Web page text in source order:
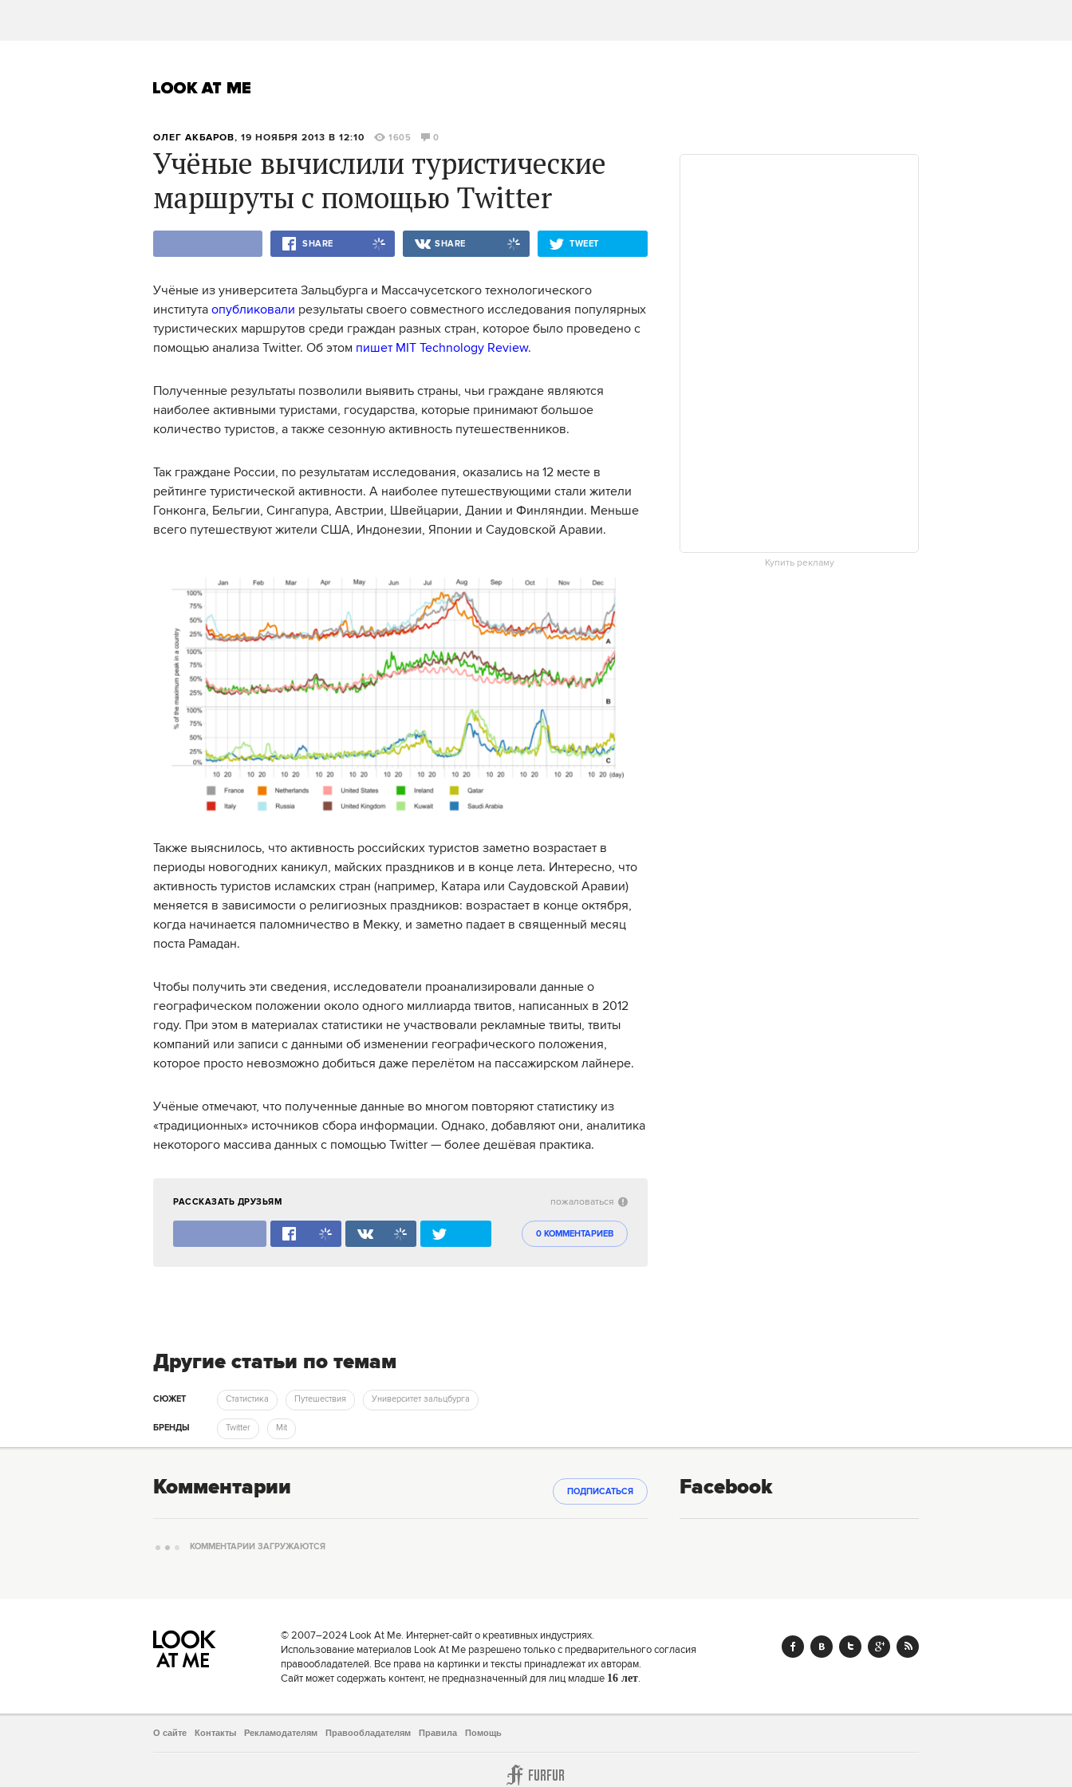
ОЛЕГ АКБАРОВ, 19 НОЯБРЯ 2013 В 12:10 1605 0
Учёные вычислили туристические
маршруты с помощью Twitter
SHARE SHARE TWEET
Учёные из университета Зальцбурга и Массачусетского технологического
института опубликовали результаты своего совместного исследования популярных
туристических маршрутов среди граждан разных стран, которое было проведено с
помощью анализа Twitter. Об этом пишет MIT Technology Review.
Полученные результаты позволили выявить страны, чьи граждане являются
наиболее активными туристами, государства, которые принимают большое
количество туристов, а также сезонную активность путешественников.
Так граждане России, по результатам исследования, оказались на 12 месте в
рейтинге туристической активности. А наиболее путешествующими стали жители
Гонконга, Бельгии, Сингапура, Австрии, Швейцарии, Дании и Финляндии. Меньше
всего путешествуют жители США, Индонезии, Японии и Саудовской Аравии.
Также выяснилось, что активность российских туристов заметно возрастает в
периоды новогодних каникул, майских праздников и в конце лета. Интересно, что
активность туристов исламских стран (например, Катара или Саудовской Аравии)
меняется в зависимости о религиозных праздников: возрастает в конце октября,
когда начинается паломничество в Мекку, и заметно падает в священный месяц
поста Рамадан.
Чтобы получить эти сведения, исследователи проанализировали данные о
географическом положении около одного миллиарда твитов, написанных в 2012
году. При этом в материалах статистики не участвовали рекламные твиты, твиты
компаний или записи с данными об изменении географического положения,
которое просто невозможно добиться даже перелётом на пассажирском лайнере.
Учёные отмечают, что полученные данные во многом повторяют статистику из
«традиционных» источников сбора информации. Однако, добавляют они, аналитика
некоторого массива данных с помощью Twitter — более дешёвая практика.
РАССКАЗАТЬ ДРУЗЬЯМ
0 КОММЕНТАРИЕВ
пожаловаться
Купить рекламу
Другие статьи по темам
СЮЖЕТ Статистика Путешествия Университет зальцбурга
БРЕНДЫ Twitter Mit
Комментарии ПОДПИСАТЬСЯ
КОММЕНТАРИИ ЗАГРУЖАЮТСЯ
Facebook
© 2007–2024 Look At Me. Интернет-сайт о креативных индустриях.
Использование материалов Look At Me разрешено только с предварительного согласия
правообладателей. Все права на картинки и тексты принадлежат их авторам.
Сайт может содержать контент, не предназначенный для лиц младше 16 лет.
О сайте Контакты Рекламодателям Правообладателям Правила Помощь